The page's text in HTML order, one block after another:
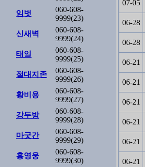
임벗
060-608-
9999(23)
신새벽
060-608-
9999(24)
태일
060-608-
9999(25)
절대지존
060-608-
9999(26)
황비용
060-608-
9999(27)
강두방
060-608-
9999(28)
마굿간
060-608-
9999(29)
홍영웅
060-608-
9999(30)
07-05
06-28
06-28
06-21
06-21
06-21
06-21
06-21
06-21